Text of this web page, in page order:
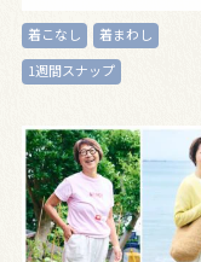
着こなし
着まわし
1週間スナップ